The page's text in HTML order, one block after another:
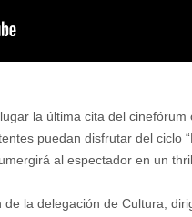
la última cita del
puedan disfrutar del ciclo
al espectador en un
la delegación de Cultura,